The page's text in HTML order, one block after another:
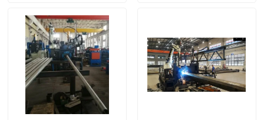
Produits
À propos de nous
Visite de l'usine